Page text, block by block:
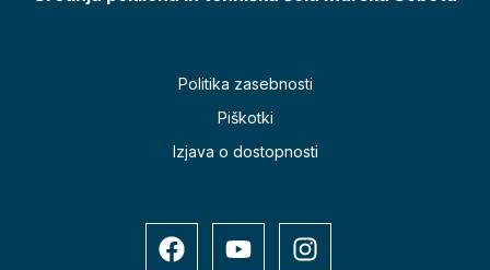
Politika zasebnosti
Piškotki
Izjava o dostopnosti